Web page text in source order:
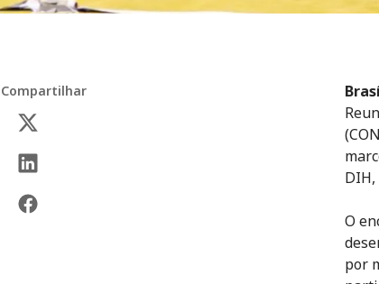
Compartilhar
O
por